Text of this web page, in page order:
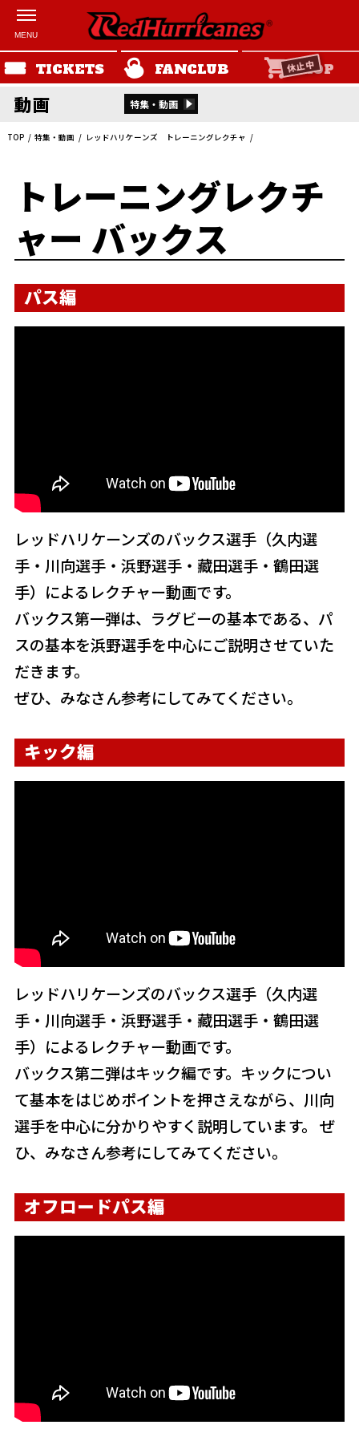
TICKETS FANCLUB SHOP
休止中
動画 特集・動画
TOP 特集・動画 レッドハリケーンズ トレーニングレクチャ
トレーニングレクチ
ャー バックス
パス編
レッドハリケーンズのバックス選手（久内選
手・川向選手・浜野選手・藏田選手・鶴田選
手）によるレクチャー動画です。
バックス第一弾は、ラグビーの基本である、パ
スの基本を浜野選手を中心にご説明させていた
だきます。
ぜひ、みなさん参考にしてみてください。
キック編
レッドハリケーンズのバックス選手（久内選
手・川向選手・浜野選手・藏田選手・鶴田選
手）によるレクチャー動画です。
バックス第二弾はキック編です。キックについ
て基本をはじめポイントを押さえながら、川向
選手を中心に分かりやすく説明しています。 ぜ
ひ、みなさん参考にしてみてください。
オフロードパス編